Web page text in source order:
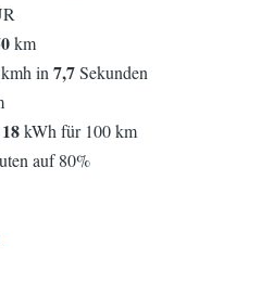
km
in 7,7Sekunden
18kWh für 100 km
auf 80%